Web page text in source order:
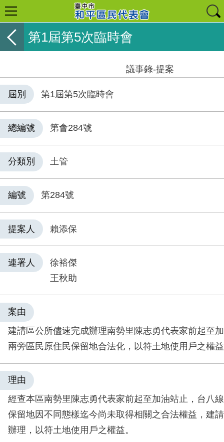
第1屆第5次臨時會
議事錄-提案
屆別 第1屆第5次臨時會
總編號 第會284號
分類別 土管
編號 第284號
提案人 賴添保
連署人
徐裕傑
王秋助
案由
建請區公所儘速完成辦理南勢里陳志勇代表家前起至
兩旁區民原住民保留地合法化，以符土地使用戶之權
理由
經查本區南勢里陳志勇代表家前起至加油站止，台八
保留地因不同態樣迄今尚未取得相關之合法權益，建
辦理，以符土地使用戶之權益。